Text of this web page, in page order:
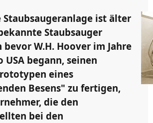
Staubsaugeranlage ist älter
Staubsauger
bevor W.H. Hoover im Jahre
USA begann, seinen
eines
Besens" zu fertigen,
die den
bei den